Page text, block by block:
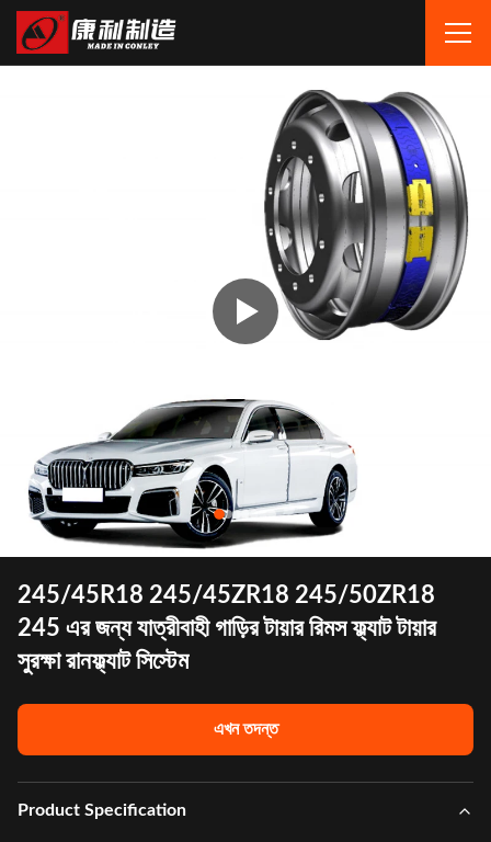
245/45R18 245/45ZR18 245/50ZR18
245 এর জন্য যাত্রীবাহী গাড়ির টায়ার রিমস ফ্ল্যাট টায়ার
সুরক্ষা রানফ্ল্যাট সিস্টেম
এখন তদন্ত
Product Specification